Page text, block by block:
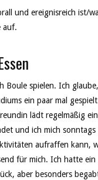
und ereignisreich ist/
auf.
Boule spielen. Ich
ein paar mal
lädt regelmäßig
und ich mich sonntags
aufraffen kann,
für mich. Ich hatte ein
aber besonders